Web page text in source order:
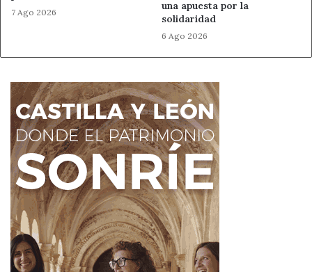
7 Ago 2026
una apuesta por la
solidaridad
6 Ago 2026